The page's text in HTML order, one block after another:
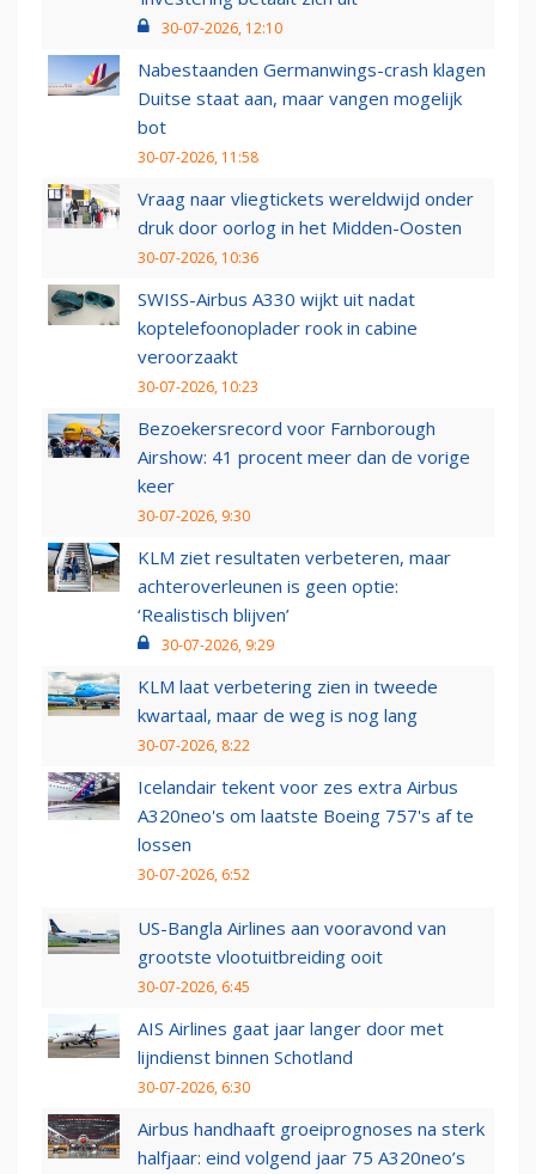
30-07-2026, 12:10
Nabestaanden Germanwings-crash klagen
Duitse staat aan, maar vangen mogelijk
bot
30-07-2026, 11:58
Vraag naar vliegtickets wereldwijd onder
druk door oorlog in het Midden-Oosten
30-07-2026, 10:36
SWISS-Airbus A330 wijkt uit nadat
koptelefoonoplader rook in cabine
veroorzaakt
30-07-2026, 10:23
Bezoekersrecord voor Farnborough
Airshow: 41 procent meer dan de vorige
keer
30-07-2026, 9:30
KLM ziet resultaten verbeteren, maar
achteroverleunen is geen optie:
‘Realistisch blijven’
30-07-2026, 9:29
KLM laat verbetering zien in tweede
kwartaal, maar de weg is nog lang
30-07-2026, 8:22
Icelandair tekent voor zes extra Airbus
A320neo's om laatste Boeing 757's af te
lossen
30-07-2026, 6:52
US-Bangla Airlines aan vooravond van
grootste vlootuitbreiding ooit
30-07-2026, 6:45
AIS Airlines gaat jaar langer door met
lijndienst binnen Schotland
30-07-2026, 6:30
Airbus handhaaft groeiprognoses na sterk
halfjaar: eind volgend jaar 75 A320neo’s